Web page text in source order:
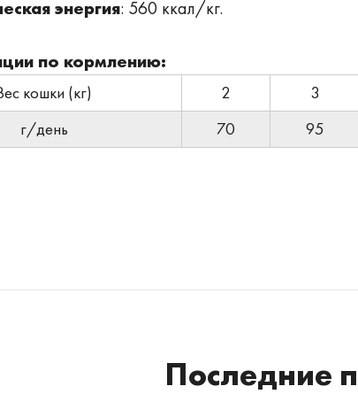
энергия: 560 ккал/кг.
по кормлению:
кошки (кг) 2 3
г/день
70 95
Последние